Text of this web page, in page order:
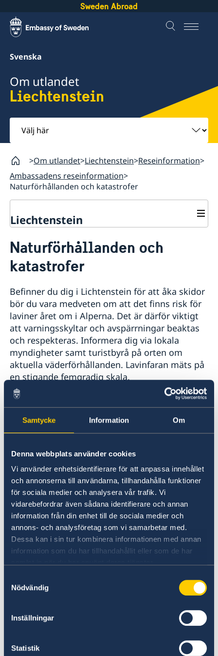
Samtycke Information Om
Denna webbplats använder cookies
Vi använder enhetsidentifierare för att anpassa innehållet
och annonserna till användarna, tillhandahålla funktioner
för sociala medier och analysera vår trafik. Vi
vidarebefordrar även sådana identifierare och annan
information från din enhet till de sociala medier och
annons- och analysföretag som vi samarbetar med.
Dessa kan i sin tur kombinera informationen med annan
information som du har tillhandahållit eller som de har
Nödvändig
Inställningar
Statistik
Sweden Abroad
Svenska
Om utlandet
Liechtenstein
Välj
här
Om utlandet Liechtenstein Reseinformation
Ambassadens reseinformation
Naturförhållanden och katastrofer
Liechtenstein
Hjälp till svenskar i Liechtenstein
Rösta i Liechtenstein
Reseinformation
Aktuella händelser
Allmänna säkerhetsläget
Terrorism
Naturförhållanden och katastrofer
In- och utresebestämmelser
Hälso- och sjukvård
Lokala lagar och sedvänjor
Kriminalitet och personlig säkerhet
Trafiksäkerhet
Resa i landet
Naturförhållanden och
katastrofer
Befinner du dig i Lichtenstein för att åka skidor
bör du vara medveten om att det finns risk för
laviner året om i Alperna. Det är därför viktigt
att varningsskyltar och avspärrningar beaktas
och respekteras. Informera dig via lokala
myndigheter samt turistbyrå på orten om
aktuella väderförhållanden. Lavinfaran mäts på
en stigande femgradig skala.
På följande webbsidor hittar du information
skidåkning samt länkar till sidor med den
http://www.tourismus.li/en/winter/more-
winter-sports-activities/ski-tours.html
http://www.skiliechtenstein.com/
Landespolizei des Fürstentums Liechtenstein
Läget i Alperna gör att plötsliga svängningar i
väder och temperatur kan förekomma. De
iakttas.
MeteoNews: Wetter Liechtenstein